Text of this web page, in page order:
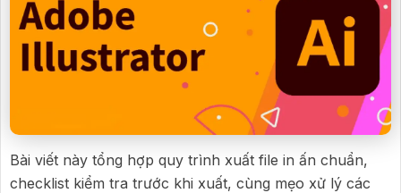
Bài viết này tổng hợp quy trình xuất file in ấn chuẩn,
checklist kiểm tra trước khi xuất, cùng mẹo xử lý các